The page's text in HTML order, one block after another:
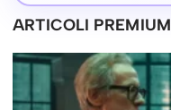
ARTICOLI PREMIUM